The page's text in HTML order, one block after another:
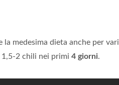
la medesima dieta anche per vari
2 chili nei primi 4 giorni.